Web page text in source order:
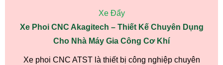
Xe Đẩy
Xe Phoi CNC Akagitech – Thiết Kế Chuyên Dụng
Cho Nhà Máy Gia Công Cơ Khí
Xe phoi CNC ATST là thiết bị công nghiệp chuyên